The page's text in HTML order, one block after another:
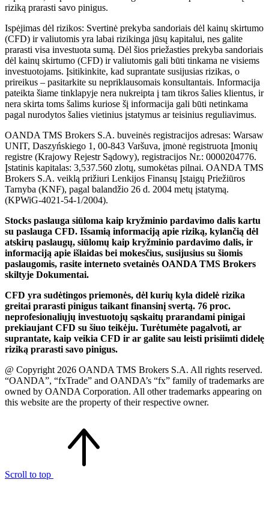
riziką prarasti savo pinigus.
Ispėjimas dėl rizikos: Svertinė prekyba sandoriais dėl kainų skirtumo
(CFD) ir valiutomis yra labai rizikinga jūsų kapitalui, nes galite
prarasti visa investuota sumą. Dėl šios priežasties prekyba sandoriais
dėl kainų skirtumo (CFD) ir valiutomis gali būti tinkama ne visiems
investuotojams. Įsitikinkite, kad suprantate susijusias rizikas, o
prireikus – pasitarkite su nepriklausomais konsultantais. Informacija
pateikta šiame tinklapyje nera nukreipta į tam tikros šalies klientus, ir
nera skirta toms šalims kuriose šį informacija gali būti netinkama
pagal nurodytos šalies vietinius įstatymus ar teisinius reguliavimus.
OANDA TMS Brokers S.A. buveinės registracijos adresas: Warsaw
UNIT, Daszyńskiego 1, 00-843 Varšuva, įmonė registruota Įmonių
registre (Krajowy Rejestr Sądowy), registracijos Nr.: 0000204776.
Įstatinis kapitalas: 3,537.560 zlotų, sumokėtas pilnai. OANDA TMS
Brokers S.A. veiklą prižiuri Lenkijos Finansų Įstaigų Priežiūros
Tarnyba (KNF), pagal balandžio 26 d. 2004 metų įstatymą.
(KPWiG-4021-54-1/2004).
Stocks paslauga siūloma kaip kryžminio pardavimo dalis kartu
su paslauga CFD. Išsamią informaciją apie riziką, kylančią dėl
atskirų paslaugų, siūlomų kaip kryžminio pardavimo dalis, ir
informaciją apie išlaidas bei mokesčius, susijusius su šiomis
paslaugomis, rasite interneto svetainės OANDA TMS Brokers
skiltyje Dokumentai.
CFD yra sudėtingos priemonės, dėl kurių kyla didelė rizika
greitai prarasti pinigus taikant finansinį svertą. 76 proc.
neprofesionaliųjų investuotojų sąskaitų prarandami pinigai
prekiaujant CFD su šiuo teikėju. Turėtumėte pagalvoti, ar
suprantate, kaip veikia CFD ir ar galite sau leisti prisiimti didelę
riziką prarasti savo pinigus.
@ Copyright 2026 OANDA TMS Brokers S.A. All rights reserved.
“OANDA”, “fxTrade” and OANDA’s “fx” family of trademarks are
owned by OANDA Corporation. All other trademarks appearing on
this website are the property of their respective owner.
Scroll to top